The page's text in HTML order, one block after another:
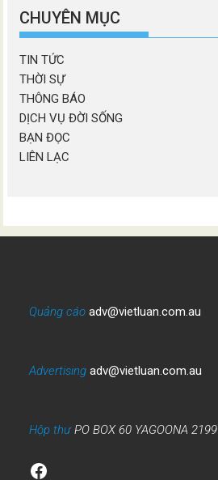
mục
CHUYÊN MỤC
TIN TỨC
THỜI SỰ
THÔNG BÁO
DỊCH VỤ ĐỜI SỐNG
BẠN ĐỌC
LIÊN LẠC
Quảng cáo adv@vietluan.com.au
Advertising adv@vietluan.com.au
Hộp thưPO BOX 60 YAGOONA 2199
Facebook